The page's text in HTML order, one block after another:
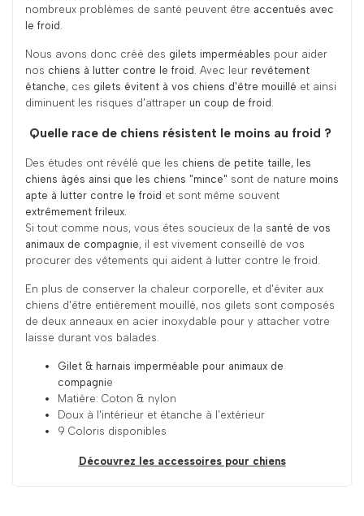
nombreux problèmes de santé peuvent être accentués avec
le froid
Nous avons donc créé des gilets imperméables pour aider
nos chiens à lutter contre le froid . Avec leur revêtement
étanche, ces gilets évitent à vos chiens d'être mouillé et ainsi
diminuent les risques d'attraper un coup de froid
Quelle race de chiens résistent le moins au froid ?
Des études ont révélé que les chiens de petite taille, les
chiens âgés ainsi que les chiens "mince" sont de nature moins
apte à lutter contre le froid et sont même souvent
extrêmement frileux.
Si tout comme nous, vous êtes soucieux de la santé de vos
animaux de compagnie, il est vivement conseillé de vos
procurer des vêtements qui aident à lutter contre le froid.
En plus de conserver la chaleur corporelle, et d'éviter aux
chiens d'être entièrement mouillé, nos gilets sont composés
de deux anneaux en acier inoxydable pour y attacher votre
laisse durant vos balades.
Gilet & harnais imperméable pour animaux de
compagnie
Matière: Coton & nylon
Doux à l'intérieur et étanche à l'extérieur
9 Coloris disponibles
Découvrez les accessoires pour chiens